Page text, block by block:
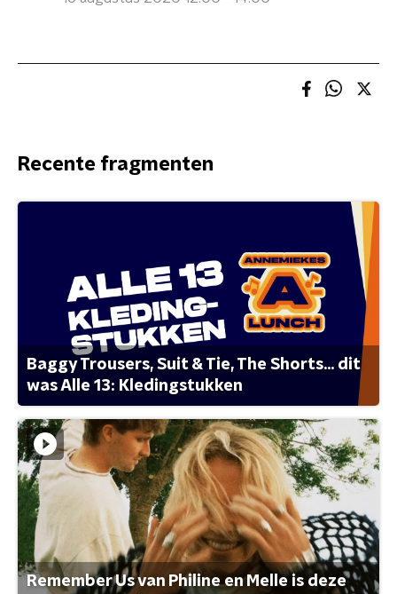
Recente fragmenten
Baggy Trousers, Suit & Tie, The Shorts... dit
was Alle 13: Kledingstukken
Remember Us van Philine en Melle is deze